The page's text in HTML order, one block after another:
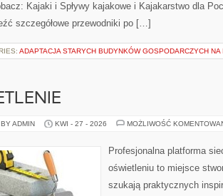
Kajaki i Spływy kajakowe i Kajakarstwo dla
szczegółowe przewodniki po […]
ADAPTACJA STARYCH BUDYNKÓW GOSPODARCZYCH
ADMIN KWI - 27 - 2026 MOŻLIWOŚĆ
Profesjonalna platforma
oświetleniu to miejsce
szukają praktycznych